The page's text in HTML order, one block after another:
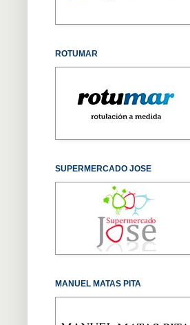
ROTUMAR
SUPERMERCADO JOSE
MANUEL MATAS PITA